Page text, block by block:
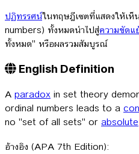
ปฏิทรรศน์ในทฤษฎีเซตที่แสดงให้เห็
numbers) ทั้งหมดนำไปสู่ความขัดแ
ทั้งหมด" หรือผลรวมสัมบูรณ์
English Definition
A paradox in set theory
ordinal numbers leads to a
no "set of all sets" or absolute
อ้างอิง (APA 7th Edition):